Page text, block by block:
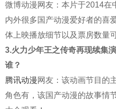
微博动漫网友：本片于2014在
内外很多国产动漫爱好者的喜
体上映播放细节以及票房数量
3.火力少年王之传奇再现续集
谁？
腾讯动漫网友：该动画节目的
角色有，该国产动漫的故事情